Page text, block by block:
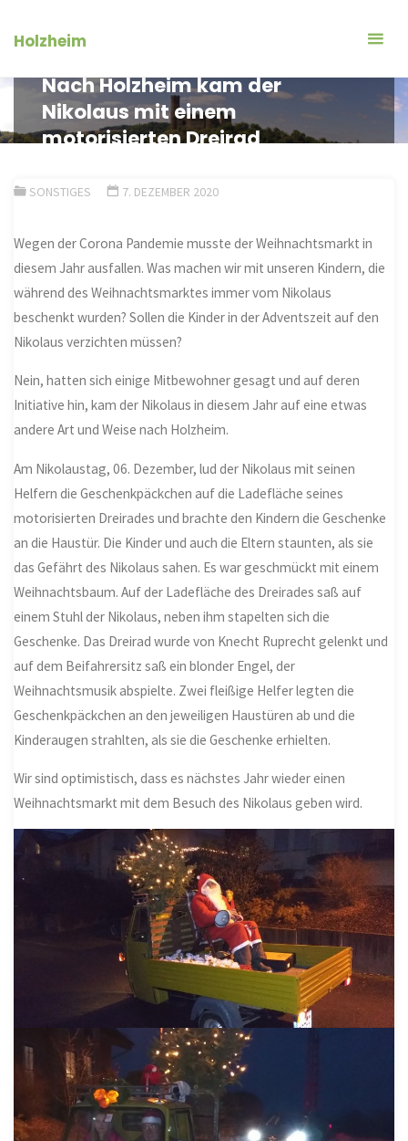
InhaltHolzheim
Nach Holzheim kam der
Nikolaus mit einem
motorisierten Dreirad
SONSTIGES 7. DEZEMBER 2020
Wegen der Corona Pandemie musste der Weihnachtsmarkt in
diesem Jahr ausfallen. Was machen wir mit unseren Kindern, die
während des Weihnachtsmarktes immer vom Nikolaus
beschenkt wurden? Sollen die Kinder in der Adventszeit auf den
Nikolaus verzichten müssen?
Nein, hatten sich einige Mitbewohner gesagt und auf deren
Initiative hin, kam der Nikolaus in diesem Jahr auf eine etwas
andere Art und Weise nach Holzheim.
Am Nikolaustag, 06. Dezember, lud der Nikolaus mit seinen
Helfern die Geschenkpäckchen auf die Ladefläche seines
motorisierten Dreirades und brachte den Kindern die Geschenke
an die Haustür. Die Kinder und auch die Eltern staunten, als sie
das Gefährt des Nikolaus sahen. Es war geschmückt mit einem
Weihnachtsbaum. Auf der Ladefläche des Dreirades saß auf
einem Stuhl der Nikolaus, neben ihm stapelten sich die
Geschenke. Das Dreirad wurde von Knecht Ruprecht gelenkt und
auf dem Beifahrersitz saß ein blonder Engel, der
Weihnachtsmusik abspielte. Zwei fleißige Helfer legten die
Geschenkpäckchen an den jeweiligen Haustüren ab und die
Kinderaugen strahlten, als sie die Geschenke erhielten.
Wir sind optimistisch, dass es nächstes Jahr wieder einen
Weihnachtsmarkt mit dem Besuch des Nikolaus geben wird.